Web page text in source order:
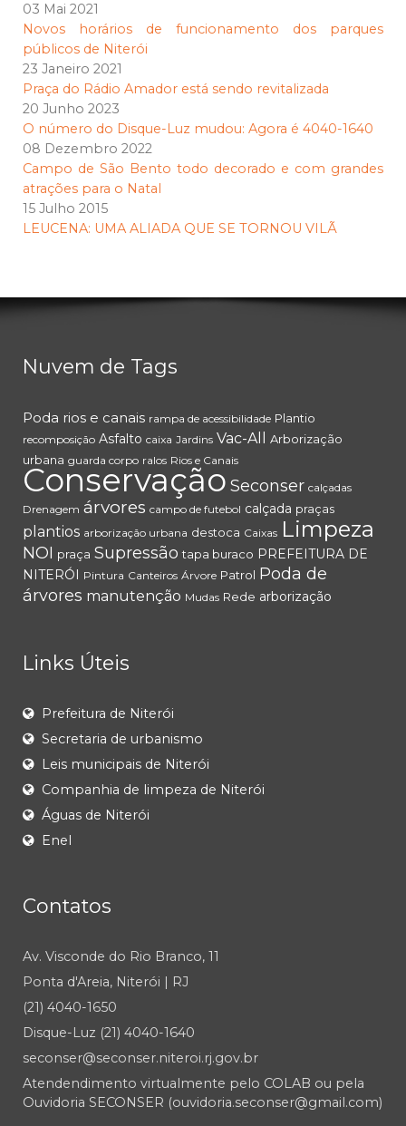
03 Mai 2021
Novos horários de funcionamento dos parques
públicos de Niterói
23 Janeiro 2021
Praça do Rádio Amador está sendo revitalizada
20 Junho 2023
O número do Disque-Luz mudou: Agora é 4040-1640
08 Dezembro 2022
Campo de São Bento todo decorado e com grandes
atrações para o Natal
15 Julho 2015
LEUCENA: UMA ALIADA QUE SE TORNOU VILÃ
Nuvem de Tags
Poda rios e canais rampa de acessibilidade Plantio
recomposição Asfalto caixa Jardins Vac-All
Arborização
urbana guarda corpo ralos Rios e Canais
Conservação Seconser calçadas
Drenagem árvores campo de futebol calçada praças
plantios arborização urbana destoca Caixas Limpeza
NOI praça Supressão tapa buraco PREFEITURA DE
NITERÓI
Pintura Canteiros Árvore Patrol Poda de
árvores manutenção Mudas Rede arborização
Links Úteis
Prefeitura de Niterói
Secretaria de urbanismo
Leis municipais de Niterói
Companhia de limpeza de Niterói
Águas de Niterói
Enel
Contatos
Av. Visconde do Rio Branco, 11
Ponta d'Areia, Niterói | RJ
(21) 4040-1650
Disque-Luz (21) 4040-1640
seconser@seconser.niteroi.rj.gov.br
Atendendimento virtualmente pelo COLAB ou pela
Ouvidoria SECONSER (ouvidoria.seconser@gmail.com)